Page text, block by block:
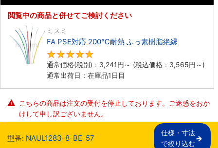
閲覧中の商品と併せてご検討ください
ミスミ
FA PSE対応 200℃耐熱 ふっ素樹脂絶縁
通常価格(税別)： 3,241円 ～ (税込価格： 3,565円 ～)
通常出荷日：在庫品1日目
こちらの商品は注文の受付を停止しております。ご迷惑をおか
けして申し訳ございません。
型番: NAUL1283-8-BE-57
仕様・寸法
で絞り込む